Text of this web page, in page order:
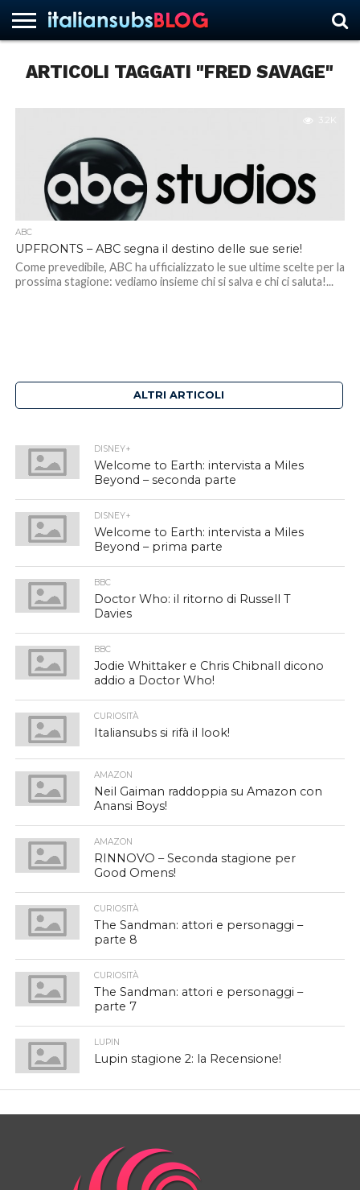
NEWS
ASCOLTI
RECENSIONI
INTERVISTE
CURIOSITÀ
CHI
CONTATTACI
FORUM
ITALIANSUBS
ARTICOLI TAGGATI "FRED SAVAGE"
3.2K
ABC
UPFRONTS – ABC segna il destino delle sue serie!
Come prevedibile, ABC ha ufficializzato le sue ultime scelte per la
prossima stagione: vediamo insieme chi si salva e chi ci saluta!...
ALTRI ARTICOLI
DISNEY+
Welcome to Earth: intervista a Miles
Beyond – seconda parte
DISNEY+
Welcome to Earth: intervista a Miles
Beyond – prima parte
BBC
Doctor Who: il ritorno di Russell T
Davies
BBC
Jodie Whittaker e Chris Chibnall dicono
addio a Doctor Who!
CURIOSITÀ
Italiansubs si rifà il look!
AMAZON
Neil Gaiman raddoppia su Amazon con
Anansi Boys!
AMAZON
RINNOVO – Seconda stagione per
Good Omens!
CURIOSITÀ
The Sandman: attori e personaggi –
parte 8
CURIOSITÀ
The Sandman: attori e personaggi –
parte 7
LUPIN
Lupin stagione 2: la Recensione!